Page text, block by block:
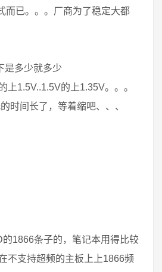
而已。。。厂商为了稳定大都
是多少就多少
上1.5V..1.5V的上1.35V。。。
时间长了，等着缩吧、、、
1866条子的，笔记本用得比较
不支持超频的主板上上1866频